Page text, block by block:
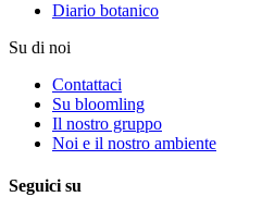
Diario botanico
Su di noi
Contattaci
Su bloomling
Il nostro gruppo
Noi e il nostro ambiente
Seguici su